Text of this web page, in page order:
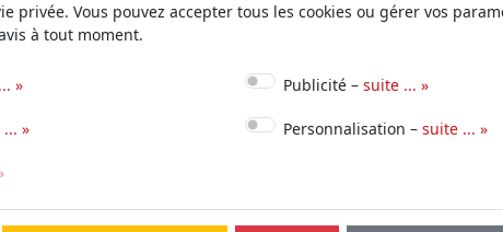
Vous souhaitez rénover une pièce ou repenser toute votre
Au
Je
et
privée. Vous pouvez accepter tous les cookies ou gérer vos
à tout moment.
» Publicité – suite ... »
» Personnalisation – suite ... »